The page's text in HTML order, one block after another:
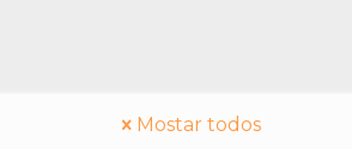
Mostar todos